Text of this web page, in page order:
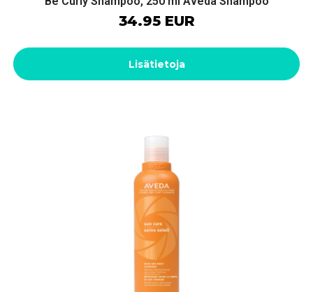
34.95 EUR
Lisätietoja